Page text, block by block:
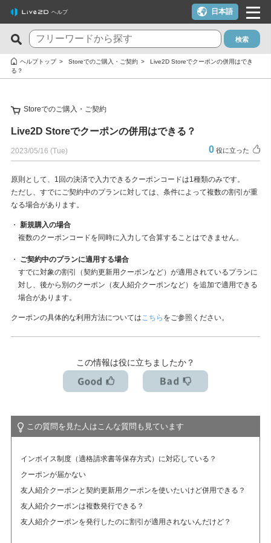
ヘルプ
新着のFAQ
Cubism Editor でファイルの保存に失敗する
タイムラインの最終フレームが出力されません
Cookie同意の設定内容を変更したい
alpha版のCubism Editorで作成したファイル(cmo3,can3,moc3)
は他のバージョンでも開けますか？
AIが使われたコンテンツでCubism EditorやCubism SDK、サン
RLM_DIAGNOSTICS.logの確認方法
役に立った質問TOP10
macOS 10.15 Catalina以降でインストールしようとすると警告
YouTubeやTwitchでの配信に使いたいが可能か？
ライセンスキー1つでPC複数台は利用できる？
トライアル版とフリー版の違いは？
トライアル版を利用しないでFREE版を利用したい
決済エラーのメールが届いた（クレジットカード）
解約したい（更新停止にしたい）
ライセンスを解除したい / 新しいPCに移行したい
アカデミック版ライセンスとは？（学割制度）
検索
ヘルプトップ Storeでのご購入・ご契約
Live2D Storeでクーポンの併用はでき
る？
Storeでのご購入・ご契約
Live2D Storeでクーポンの併用はできる？
2023/05/16 (Tue) 0 役に立った
原則として、1回の決済で入力できるクーポンコードは1種類のみです。
ただし、すでにご契約中のプランに対しては、条件によって複数の割引が重
なる場合があります。
・ 新規購入の場合
複数のクーポンコードを同時に入力して合算することはできません。
・ ご契約中のプランに適用する場合
すでに対象の割引（契約更新用クーポンなど）が適用されているプランに
対し、後から別のクーポン（友人紹介クーポンなど）を追加で適用できる
場合があります。
クーポンの具体的な利用方法についてはこちら をご参照ください。
この情報は役に立ちましたか？
この質問を見た人はこんな質問も見ています
インボイス制度（適格請求書等保存方式）に対応している？
クーポンが届かない
友人紹介クーポンと契約更新用クーポンを使いたいけど併用できる？
友人紹介クーポンは複数発行できる？
友人紹介クーポンを発行したのに割引が適用されないんだけど？
日本語